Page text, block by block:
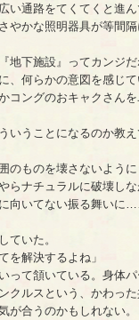
通路をてくてくと進ん
やかな照明器具が等間
地下施設』ってカンジだ
何らかの意図を感じて
コングのおキャクさん
うことになるのか教え
のものを壊さないよう
らナチュラルに破壊しな
向いてない振る舞いに
ていた。
を解決するよね」
って頷いている。身体パ
クルスという、かわった
が合うのかもしれない。